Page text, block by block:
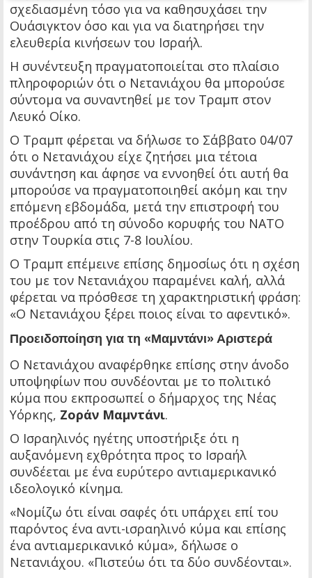
σχεδιασμένη τόσο για να καθησυχάσει την
Ουάσιγκτον όσο και για να διατηρήσει την
ελευθερία κινήσεων του Ισραήλ.
Η συνέντευξη πραγματοποιείται στο πλαίσιο
πληροφοριών ότι ο Νετανιάχου θα μπορούσε
σύντομα να συναντηθεί με τον Τραμπ στον
Λευκό Οίκο.
Ο Τραμπ φέρεται να δήλωσε το Σάββατο 04/07
ότι ο Νετανιάχου είχε ζητήσει μια τέτοια
συνάντηση και άφησε να εννοηθεί ότι αυτή θα
μπορούσε να πραγματοποιηθεί ακόμη και την
επόμενη εβδομάδα, μετά την επιστροφή του
προέδρου από τη σύνοδο κορυφής του ΝΑΤΟ
στην Τουρκία στις 7-8 Ιουλίου.
Ο Τραμπ επέμεινε επίσης δημοσίως ότι η σχέση
του με τον Νετανιάχου παραμένει καλή, αλλά
φέρεται να πρόσθεσε τη χαρακτηριστική φράση:
«Ο Νετανιάχου ξέρει ποιος είναι το αφεντικό».
Προειδοποίηση για τη «Μαμντάνι» Αριστερά
Ο Νετανιάχου αναφέρθηκε επίσης στην άνοδο
υποψηφίων που συνδέονται με το πολιτικό
κύμα που εκπροσωπεί ο δήμαρχος της Νέας
Υόρκης, Ζοράν Μαμντάνι.
Ο Ισραηλινός ηγέτης υποστήριξε ότι η
αυξανόμενη εχθρότητα προς το Ισραήλ
συνδέεται με ένα ευρύτερο αντιαμερικανικό
ιδεολογικό κίνημα.
«Νομίζω ότι είναι σαφές ότι υπάρχει επί του
παρόντος ένα αντι-ισραηλινό κύμα και επίσης
ένα αντιαμερικανικό κύμα», δήλωσε ο
Νετανιάχου. «Πιστεύω ότι τα δύο συνδέονται».